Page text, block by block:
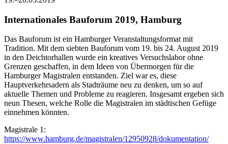
Internationales Bauforum 2019, Hamburg
Das Bauforum ist ein Hamburger Veranstaltungsformat mit
Tradition. Mit dem siebten Bauforum vom 19. bis 24. August 2019
in den Deichtorhallen wurde ein kreatives Versuchslabor ohne
Grenzen geschaffen, in dem Ideen von Übermorgen für die
Hamburger Magistralen entstanden. Ziel war es, diese
Hauptverkehrsadern als Stadträume neu zu denken, um so auf
aktuelle Themen und Probleme zu reagieren. Insgesamt ergeben sich
neun Thesen, welche Rolle die Magistralen im städtischen Gefüge
einnehmen könnten.
Magistrale 1:
https://www.hamburg.de/magistralen/12950928/dokumentation/